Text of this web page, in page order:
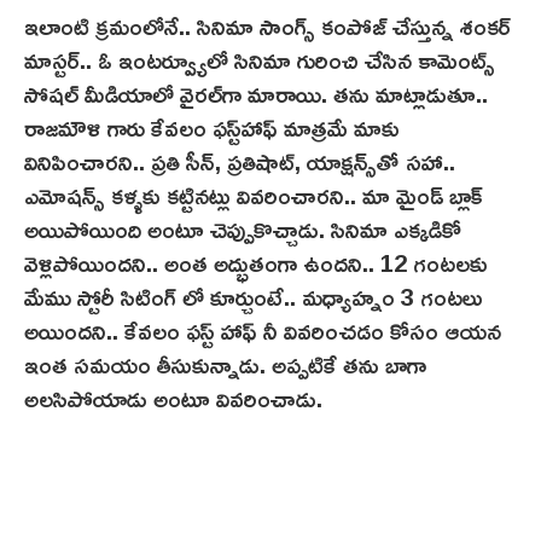
ఇలాంటి క్రమంలోనే.. సినిమా సాంగ్స్ కంపోజ్‌ చేస్తున్న శంకర్
మాస్టర్.. ఓ ఇంటర్వ్యూలో సినిమా గురించి చేసిన కామెంట్స్
సోషల్ మీడియాలో వైరల్‌గా మారాయి. తను మాట్లాడుతూ..
రాజమౌళి గారు కేవలం ఫస్ట్‌హాఫ్ మాత్రమే మాకు
వినిపించారని.. ప్రతి సీన్, ప్రతిషాట్, యాక్షన్స్‌తో సహా..
ఎమోషన్స్ కళ్ళకు కట్టినట్లు వివరించారని.. మా మైండ్ బ్లాక్
అయిపోయింది అంటూ చెప్పుకొచ్చాడు. సినిమా ఎక్కడికో
వెళ్లిపోయిందని.. అంత అద్భుతంగా ఉందని.. 12 గంటలకు
మేము స్టోరీ సిటింగ్ లో కూర్చుంటే.. మధ్యాహ్నం 3 గంటలు
అయిందని.. కేవలం ఫస్ట్ హాఫ్ నీ వివరించడం కోసం ఆయన
ఇంత సమయం తీసుకున్నాడు. అప్పటికే తను బాగా
అలసిపోయాడు అంటూ వివరించాడు.